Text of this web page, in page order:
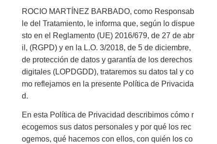
ROCIO MARTÍNEZ BARBADO, como Responsab
le del Tratamiento, le informa que, según lo dispue
sto en el Reglamento (UE) 2016/679, de 27 de abr
il, (RGPD) y en la L.O. 3/2018, de 5 de diciembre,
de protección de datos y garantía de los derechos
digitales (LOPDGDD), trataremos su datos tal y co
mo reflejamos en la presente Política de Privacida
d.
En esta Política de Privacidad describimos cómo r
ecogemos sus datos personales y por qué los rec
ogemos, qué hacemos con ellos, con quién los co